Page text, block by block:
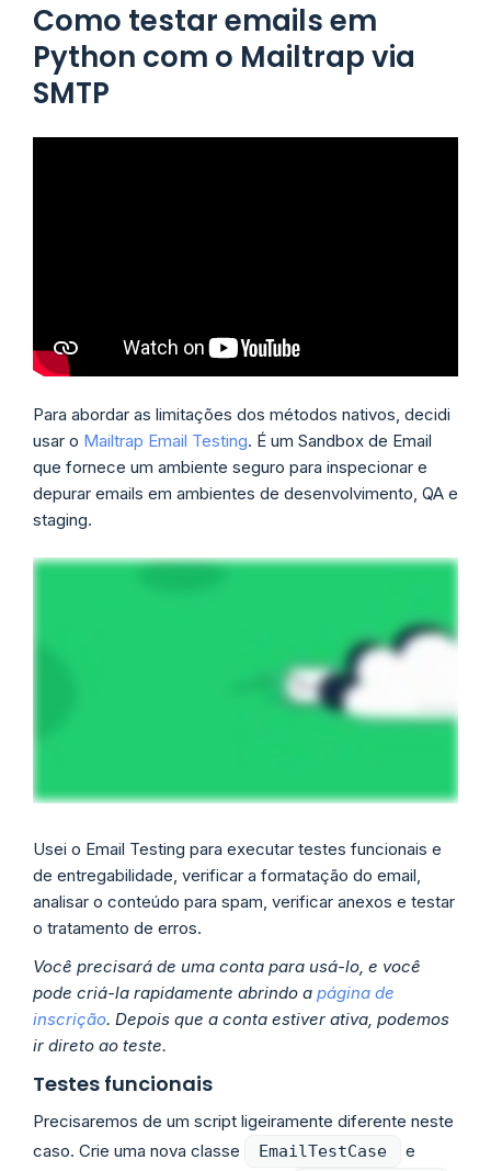
Como testar emails em
Python com o Mailtrap via
SMTP
Para abordar as limitações dos métodos nativos, decidi
usar o Mailtrap Email Testing. É um Sandbox de Email
que fornece um ambiente seguro para inspecionar e
depurar emails em ambientes de desenvolvimento, QA e
staging.
Usei o Email Testing para executar testes funcionais e
de entregabilidade, verificar a formatação do email,
analisar o conteúdo para spam, verificar anexos e testar
o tratamento de erros.
Você precisará de uma conta para usá-lo, e você
pode criá-la rapidamente abrindo a página de
inscrição. Depois que a conta estiver ativa, podemos
ir direto ao teste.
Testes funcionais
Precisaremos de um script ligeiramente diferente neste
caso. Crie uma nova classe
EmailTestCase
e